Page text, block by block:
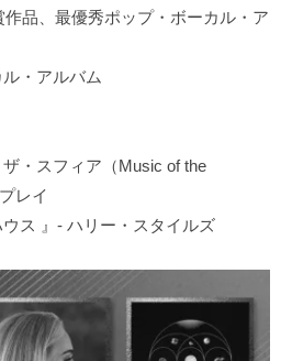
品、最優秀ポップ・ボーカル・ア
・アルバム
ザ・スフィア（Music of the
レイ
ス 』- ハリー・スタイルズ